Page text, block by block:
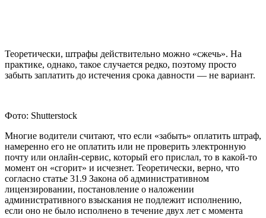
Теоретически, штрафы действительно можно «сжечь». На
практике, однако, такое случается редко, поэтому просто
забыть заплатить до истечения срока давности — не вариант.
Фото: Shutterstock
Многие водители считают, что если «забыть» оплатить штраф,
намеренно его не оплатить или не проверить электронную
почту или онлайн-сервис, который его прислал, то в какой-то
момент он «сгорит» и исчезнет. Теоретически, верно, что
согласно статье 31.9 Закона об административном
лицензировании, постановление о наложении
административного взыскания не подлежит исполнению,
если оно не было исполнено в течение двух лет с момента